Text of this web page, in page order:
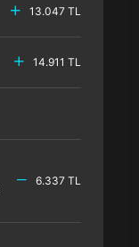
13.047 TL
14.911 TL
6.337 TL